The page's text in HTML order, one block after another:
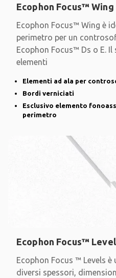
Ecophon Focus™ Wing
Ecophon Focus™ Wing è
perimetro per un
Ecophon Focus™ Ds o E.
elementi
Elementi ad ala per
Bordi verniciati
Esclusivo elemento
perimetro
Ecophon Focus™
Ecophon Focus ™ Levels
diversi spessori,